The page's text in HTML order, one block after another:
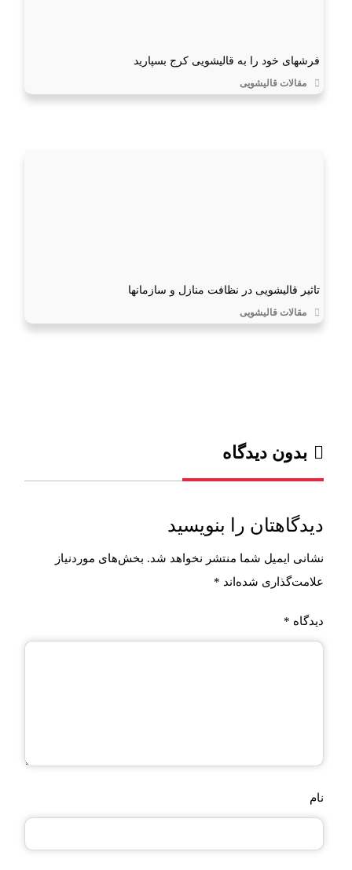
فرشهای خود را به قالیشویی کرج بسپارید
مقالات قالیشویی
تاثیر قالیشویی در نظافت منازل و سازمانها
مقالات قالیشویی
بدون دیدگاه
دیدگاهتان را بنویسید
نشانی ایمیل شما منتشر نخواهد شد. بخش‌های موردنیاز
علامت‌گذاری شده‌اند *
دیدگاه *
نام